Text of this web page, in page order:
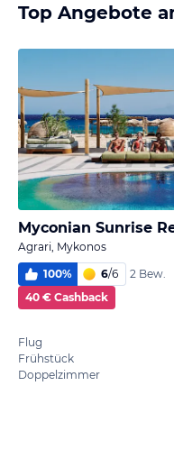
Top Angebote
Agrari, Mykonos
100% 6/6
2 Bew.
40 € Cashback
Flug
Frühstück
Doppelzimmer